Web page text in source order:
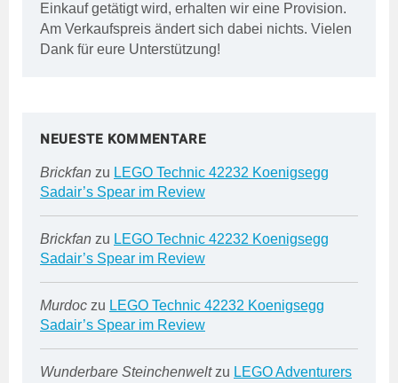
Einkauf getätigt wird, erhalten wir eine Provision.
Am Verkaufspreis ändert sich dabei nichts. Vielen
Dank für eure Unterstützung!
NEUESTE KOMMENTARE
Brickfan zu LEGO Technic 42232 Koenigsegg
Sadair’s Spear im Review
Brickfan zu LEGO Technic 42232 Koenigsegg
Sadair’s Spear im Review
Murdoc zu LEGO Technic 42232 Koenigsegg
Sadair’s Spear im Review
Wunderbare Steinchenweltzu LEGO Adventurers